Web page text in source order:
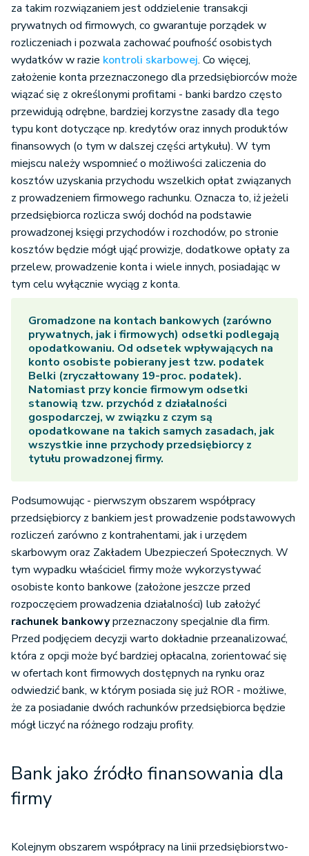
za takim rozwiązaniem jest oddzielenie transakcji
prywatnych od firmowych, co gwarantuje porządek w
rozliczeniach i pozwala zachować poufność osobistych
wydatków w razie kontroli skarbowej. Co więcej,
założenie konta przeznaczonego dla przedsiębiorców może
wiązać się z określonymi profitami - banki bardzo często
przewidują odrębne, bardziej korzystne zasady dla tego
typu kont dotyczące np. kredytów oraz innych produktów
finansowych (o tym w dalszej części artykułu). W tym
miejscu należy wspomnieć o możliwości zaliczenia do
kosztów uzyskania przychodu wszelkich opłat związanych
z prowadzeniem firmowego rachunku. Oznacza to, iż jeżeli
przedsiębiorca rozlicza swój dochód na podstawie
prowadzonej księgi przychodów i rozchodów, po stronie
kosztów będzie mógł ująć prowizje, dodatkowe opłaty za
przelew, prowadzenie konta i wiele innych, posiadając w
tym celu wyłącznie wyciąg z konta.
Gromadzone na kontach bankowych (zarówno
prywatnych, jak i firmowych) odsetki podlegają
opodatkowaniu. Od odsetek wpływających na
konto osobiste pobierany jest tzw. podatek
Belki (zryczałtowany 19-proc. podatek).
Natomiast przy koncie firmowym odsetki
stanowią tzw. przychód z działalności
gospodarczej, w związku z czym są
opodatkowane na takich samych zasadach, jak
wszystkie inne przychody przedsiębiorcy z
tytułu prowadzonej firmy.
Podsumowując - pierwszym obszarem współpracy
przedsiębiorcy z bankiem jest prowadzenie podstawowych
rozliczeń zarówno z kontrahentami, jak i urzędem
skarbowym oraz Zakładem Ubezpieczeń Społecznych. W
tym wypadku właściciel firmy może wykorzystywać
osobiste konto bankowe (założone jeszcze przed
rozpoczęciem prowadzenia działalności) lub założyć
rachunek bankowyprzeznaczony specjalnie dla firm.
Przed podjęciem decyzji warto dokładnie przeanalizować,
która z opcji może być bardziej opłacalna, zorientować się
w ofertach kont firmowych dostępnych na rynku oraz
odwiedzić bank, w którym posiada się już ROR - możliwe,
że za posiadanie dwóch rachunków przedsiębiorca będzie
mógł liczyć na różnego rodzaju profity.
Bank jako źródło finansowania dla
firmy
Kolejnym obszarem współpracy na linii przedsiębiorstwo-